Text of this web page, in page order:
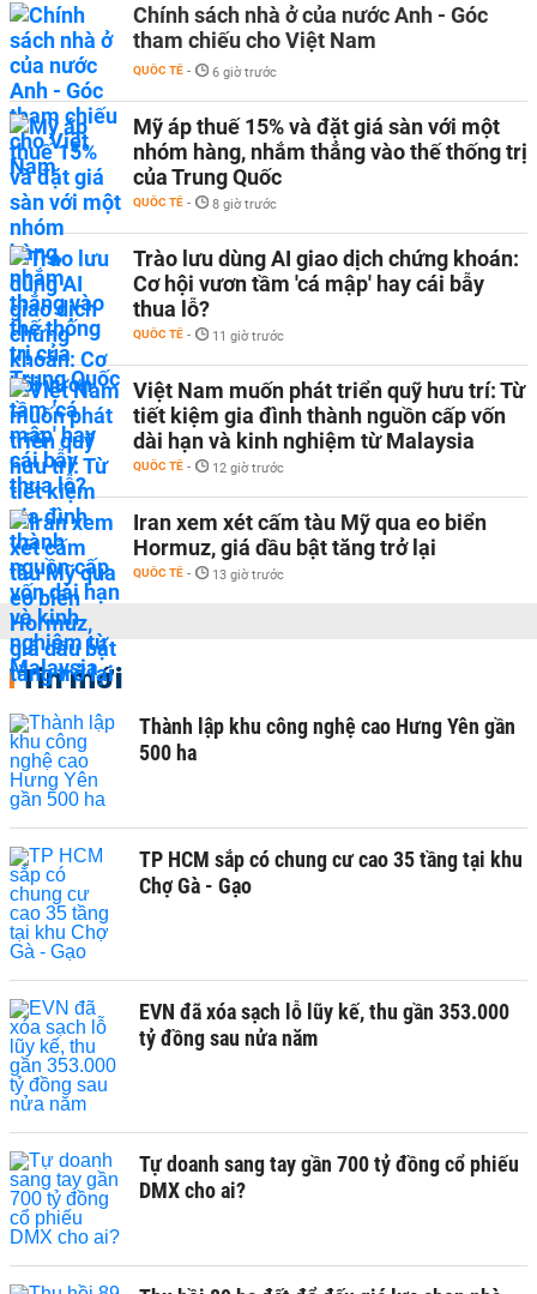
Chính sách nhà ở của nước Anh - Góc
tham chiếu cho Việt Nam
QUỐC TẾ - 6 giờ trước
Mỹ áp thuế 15% và đặt giá sàn với một
nhóm hàng, nhắm thẳng vào thế thống trị
của Trung Quốc
QUỐC TẾ - 8 giờ trước
Trào lưu dùng AI giao dịch chứng khoán:
Cơ hội vươn tầm 'cá mập' hay cái bẫy
thua lỗ?
QUỐC TẾ - 11 giờ trước
Việt Nam muốn phát triển quỹ hưu trí: Từ
tiết kiệm gia đình thành nguồn cấp vốn
dài hạn và kinh nghiệm từ Malaysia
QUỐC TẾ - 12 giờ trước
Iran xem xét cấm tàu Mỹ qua eo biển
Hormuz, giá dầu bật tăng trở lại
QUỐC TẾ - 13 giờ trước
Tin mới
Thành lập khu công nghệ cao Hưng Yên gần
500 ha
TP HCM sắp có chung cư cao 35 tầng tại khu
Chợ Gà - Gạo
EVN đã xóa sạch lỗ lũy kế, thu gần 353.000
tỷ đồng sau nửa năm
Tự doanh sang tay gần 700 tỷ đồng cổ phiếu
DMX cho ai?